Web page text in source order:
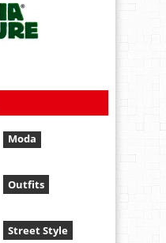
Moda
Outfits
Street Style